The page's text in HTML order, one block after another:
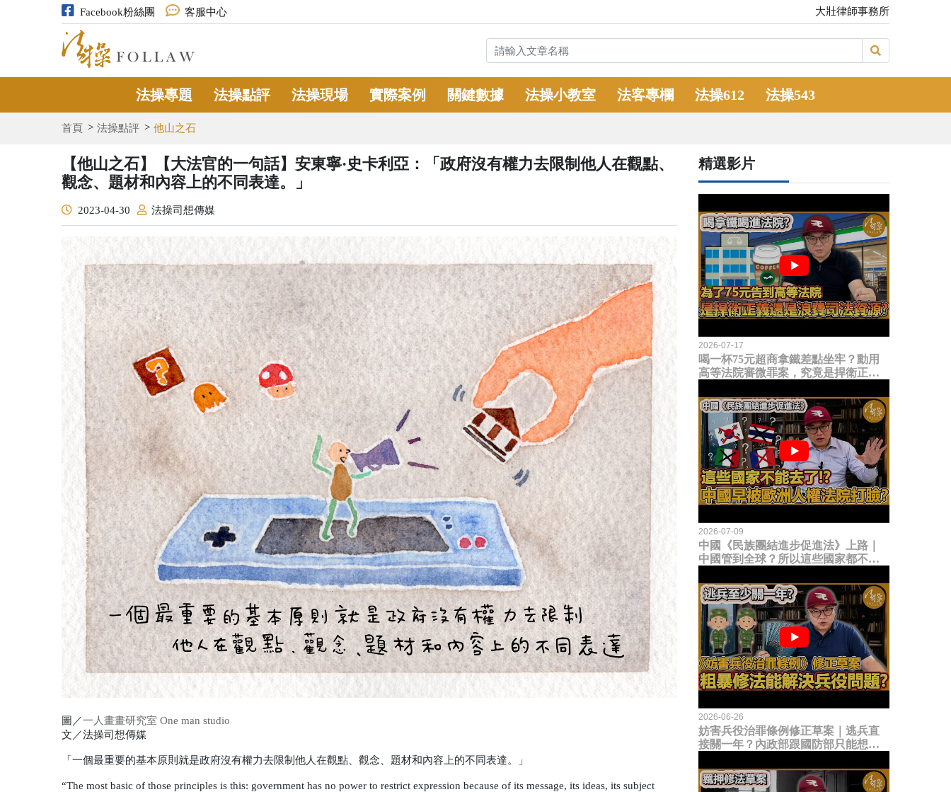
Facebook粉絲團 客服中心 大壯律師事務所
法操專題 法操點評 法操現場 實際案例 關鍵數據 法操小教室 法客專欄 法操612 法操543
首頁 法操點評 他山之石
【他山之石】【大法官的一句話】安東寧·史卡利亞：「政府沒有權力去限制他人在觀點、
觀念、題材和內容上的不同表達。」
2023-04-30 法操司想傳媒
圖／一人畫畫研究室 One man studio
文／法操司想傳媒
「一個最重要的基本原則就是政府沒有權力去限制他人在觀點、觀念、題材和內容上的不同表達。」
“The most basic of those principles is this: government has no power to restrict expression because of its message, its ideas, its subject
精選影片
2026-07-17
喝一杯75元超商拿鐵差點坐牢？動用
高等法院審微罪案，究竟是捍衛正義
2026-07-09
中國《民族團結進步促進法》上路｜
中國管到全球？所以這些國家都不能
臉？
2026-06-26
妨害兵役治罪條例修正草案｜逃兵直
接關一年？內政部跟國防部只能想到
題？